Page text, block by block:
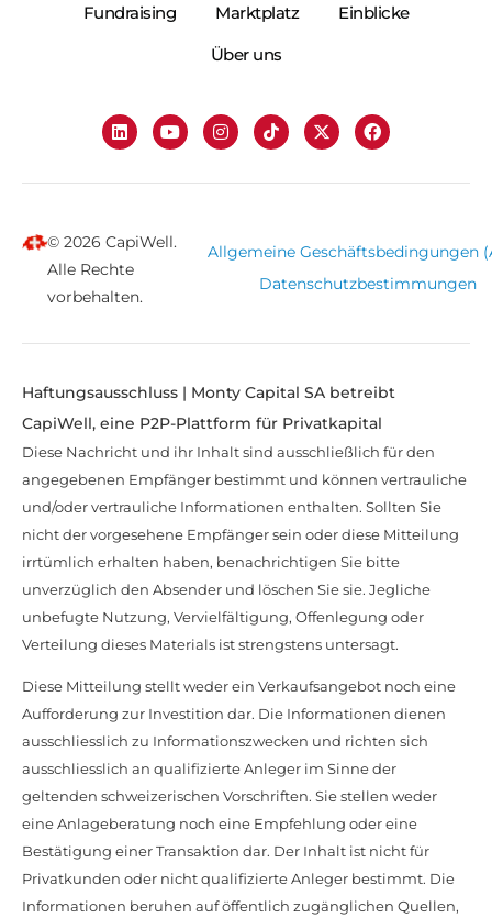
Fundraising
Marktplatz
Einblicke
Über uns
© 2026 CapiWell.
Alle Rechte
vorbehalten.
Allgemeine Geschäftsbedingungen
Datenschutzbestimmungen
Haftungsausschluss | Monty Capital SA betreibt
CapiWell, eine P2P-Plattform für Privatkapital
Diese Nachricht und ihr Inhalt sind ausschließlich für den
angegebenen Empfänger bestimmt und können vertrauliche
und/oder vertrauliche Informationen enthalten. Sollten Sie
nicht der vorgesehene Empfänger sein oder diese Mitteilung
irrtümlich erhalten haben, benachrichtigen Sie bitte
unverzüglich den Absender und löschen Sie sie. Jegliche
unbefugte Nutzung, Vervielfältigung, Offenlegung oder
Verteilung dieses Materials ist strengstens untersagt.
Diese Mitteilung stellt weder ein Verkaufsangebot noch eine
Aufforderung zur Investition dar. Die Informationen dienen
ausschliesslich zu Informationszwecken und richten sich
ausschliesslich an qualifizierte Anleger im Sinne der
geltenden schweizerischen Vorschriften. Sie stellen weder
eine Anlageberatung noch eine Empfehlung oder eine
Bestätigung einer Transaktion dar. Der Inhalt ist nicht für
Privatkunden oder nicht qualifizierte Anleger bestimmt. Die
Informationen beruhen auf öffentlich zugänglichen Quellen,